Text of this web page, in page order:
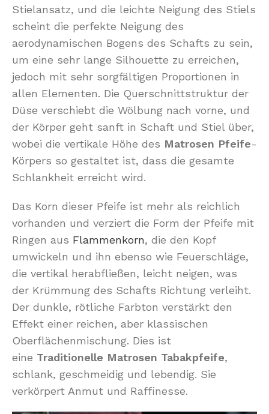
Stielansatz, und die leichte Neigung des Stiels
scheint die perfekte Neigung des
aerodynamischen Bogens des Schafts zu sein,
um eine sehr lange Silhouette zu erreichen,
jedoch mit sehr sorgfältigen Proportionen in
allen Elementen. Die Querschnittstruktur der
Düse verschiebt die Wölbung nach vorne, und
der Körper geht sanft in Schaft und Stiel über,
wobei die vertikale Höhe des Matrosen Pfeife-
Körpers so gestaltet ist, dass die gesamte
Schlankheit erreicht wird.
Das Korn dieser Pfeife ist mehr als reichlich
vorhanden und verziert die Form der Pfeife mit
Ringen aus Flammenkorn, die den Kopf
umwickeln und ihn ebenso wie Feuerschläge,
die vertikal herabfließen, leicht neigen, was
der Krümmung des Schafts Richtung verleiht.
Der dunkle, rötliche Farbton verstärkt den
Effekt einer reichen, aber klassischen
Oberflächenmischung. Dies ist
eine Traditionelle Matrosen Tabakpfeife,
schlank, geschmeidig und lebendig. Sie
verkörpert Anmut und Raffinesse.